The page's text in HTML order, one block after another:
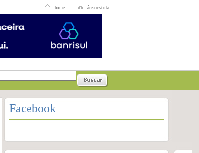
home área restrita
Facebook